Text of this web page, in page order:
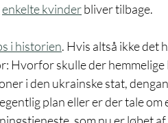
enkelte kvinder bliver tilbage.
i historien. Hvis altså ikke det
Hvorfor skulle der
i den ukrainske stat,
plan eller er der tale